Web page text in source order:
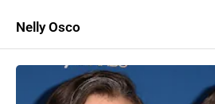
Nelly Osco